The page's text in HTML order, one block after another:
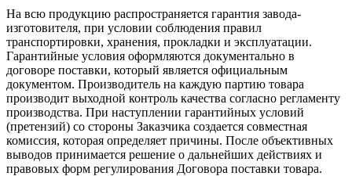
На всю продукцию распространяется гарантия завода-
изготовителя, при условии соблюдения правил
транспортировки, хранения, прокладки и эксплуатации.
Гарантийные условия оформляются документально в
договоре поставки, который является официальным
документом. Производитель на каждую партию товара
производит выходной контроль качества согласно регламенту
производства. При наступлении гарантийных условий
(претензий) со стороны Заказчика создается совместная
комиссия, которая определяет причины. После объективных
выводов принимается решение о дальнейших действиях и
правовых форм регулирования Договора поставки товара.